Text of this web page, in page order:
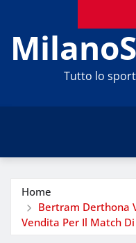
Tutto lo
Home
Bertram Derthona
Vendita Per Il Match